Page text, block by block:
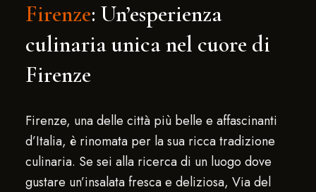
Firenze: Un’esperienza
culinaria unica nel cuore di
Firenze
Firenze, una delle città più belle e affascinanti
d’Italia, è rinomata per la sua ricca tradizione
culinaria. Se sei alla ricerca di un luogo dove
gustare un’insalata fresca e deliziosa, Via del